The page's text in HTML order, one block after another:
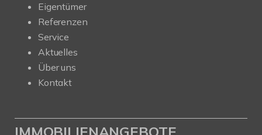
Eigentümer
Referenzen
Service
Aktuelles
Über uns
Kontakt